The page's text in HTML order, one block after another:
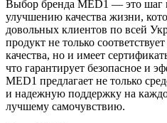
Выбор бренда MED1 — это шаг
улучшению качества жизни,
довольных клиентов по всей
продукт не только
качества, но и имеет
что гарантирует безопасное и
MED1 предлагает не только
и надежную поддержку на
лучшему самочувствию.